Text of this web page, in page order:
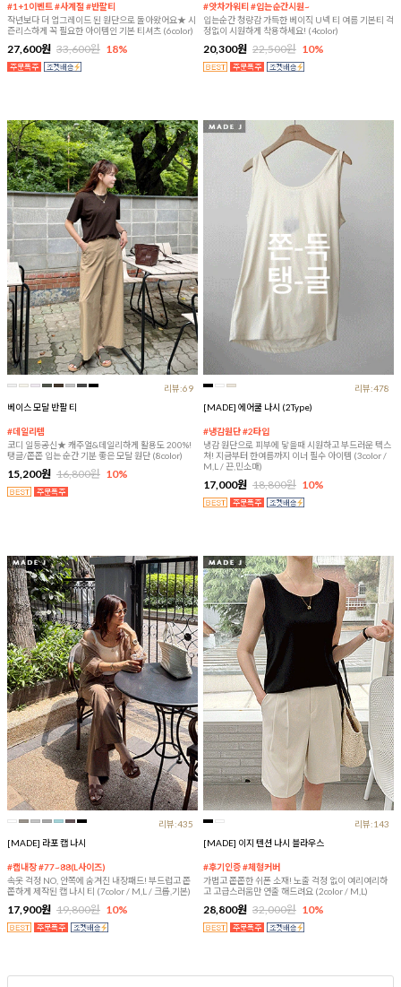
#1+1이벤트 #사계절 #반팔티
작년보다 더 업그레이드 된 원단으로 돌아왔어요★ 시
즌리스하게 꼭 필요한 아이템인 기본 티셔츠 (6color)
27,600원 33,600원 18%
#앗차가워티 #입는순간시원~
입는순간 청량감 가득한 베이직 U넥 티 여름 기본티 걱
정없이 시원하게 착용하세요! (4color)
20,300원 22,500원 10%
리뷰:69
베이스 모달 반팔 티
#데일리템
코디 일등공신★ 캐주얼&데일리하게 활용도 200%!
탱글/쫀쫀 입는 순간 기분 좋은 모달 원단 (8color)
15,200원 16,800원 10%
리뷰:478
[MADE] 에어쿨 나시 (2Type)
#냉감원단 #2타입
냉감 원단으로 피부에 닿을때 시원하고 부드러운 텍스
쳐! 지금부터 한여름까지 이너 필수 아이템 (3color /
M,L / 끈,민소매)
17,000원 18,800원 10%
리뷰:435
[MADE] 라포 캡 나시
#캡내장 #77~88(L사이즈)
속옷 걱정 NO, 안쪽에 숨겨진 내장패드! 부드럽고 쫀
쫀하게 제작된 캡 나시 티 (7color / M,L / 크롭,기본)
17,900원 19,800원 10%
리뷰:143
[MADE] 이지 텐션 나시 블라우스
#후기인증 #체형커버
가볍고 쫀쫀한 쉬폰 소재! 노출 걱정 없이 여리여리하
고 고급스러움만 연출 해드려요 (2color / M,L)
28,800원 32,000원 10%